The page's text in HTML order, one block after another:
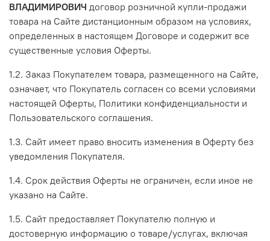
ВЛАДИМИРОВИЧ договор розничной купли-продажи
товара на Сайте дистанционным образом на условиях,
определенных в настоящем Договоре и содержит все
существенные условия Оферты.
1.2. Заказ Покупателем товара, размещенного на Сайте,
означает, что Покупатель согласен со всеми условиями
настоящей Оферты, Политики конфиденциальности и
Пользовательского соглашения.
1.3. Сайт имеет право вносить изменения в Оферту без
уведомления Покупателя.
1.4. Срок действия Оферты не ограничен, если иное не
указано на Сайте.
1.5. Сайт предоставляет Покупателю полную и
достоверную информацию о товаре/услугах, включая